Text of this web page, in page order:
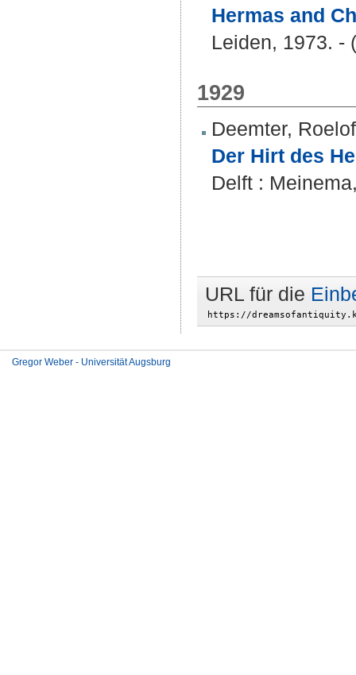
Hermas and
Leiden, 1973. -
1929
Deemter,
Der Hirt des
Delft :
URL für die
Gregor Weber - Universität Augsburg